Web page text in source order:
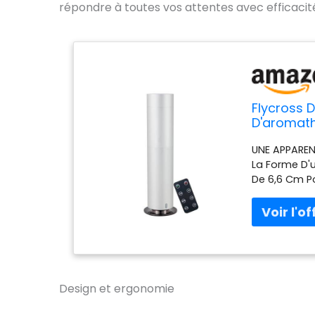
répondre à toutes vos attentes avec
Flycross
pour
UNE
La Forme
De 6,6 Cm
La Partie
Bonne
Réinitialisé
Portable,
Design et ergonomie